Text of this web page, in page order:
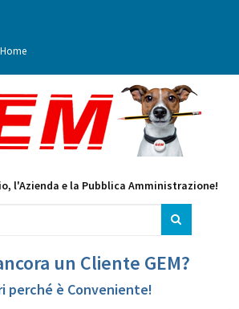
Home
l'Azienda e la Pubblica Amministrazione!
un Cliente GEM?
perché è Conveniente!